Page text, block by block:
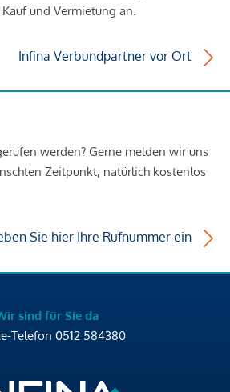
und Vermietung an.
Infina Verbundpartner vor Ort
werden? Gerne melden wir uns
Zeitpunkt, natürlich kostenlos
Sie hier Ihre Rufnummer ein
sind für Sie da
Telefon 0512 584380